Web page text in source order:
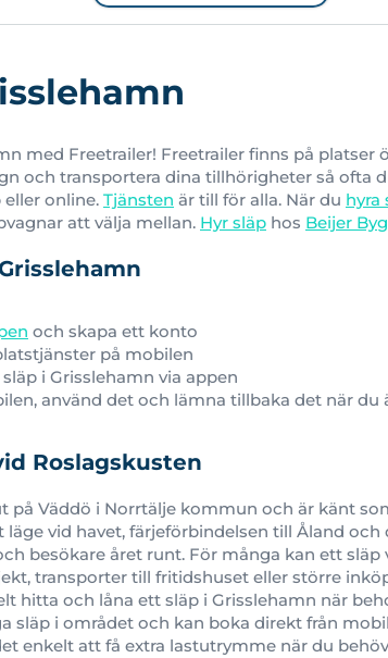
med Freetrailer! Freetrailer finns på platser
och transportera dina tillhörigheter så ofta
online. Tjänsten är till för alla. När du hyra
att välja mellan. Hyr släp hos Beijer
och skapa ett konto
på mobilen
i Grisslehamn via appen
använd det och lämna tillbaka det när du
Roslagskusten
på Väddö i Norrtälje kommun och är känt
läge vid havet, färjeförbindelsen till Åland
besökare året runt. För många kan ett släp
transporter till fritidshuset eller större
hitta och låna ett släp i Grisslehamn när
släp i området och kan boka direkt från
enkelt att få extra lastutrymme när du